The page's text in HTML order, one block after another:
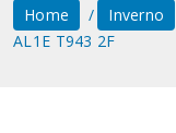
Home Inverno
AL1E T943 2F